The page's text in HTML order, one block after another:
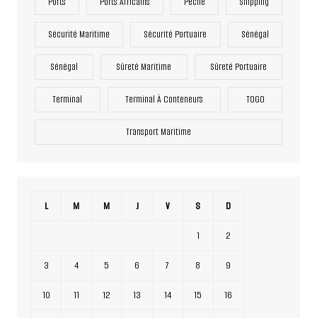
Sécurité Maritime Sécurité Portuaire Sénégal
Sénégal Sûreté Maritime Sûreté Portuaire
Terminal Terminal À Conteneurs TOGO
Transport Maritime
L M M J V S D
1 2
3 4 5 6 7 8 9
10 11 12 13 14 15 16